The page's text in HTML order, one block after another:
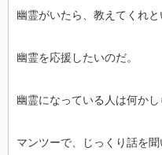
幽霊がいたら、教えてくれと
幽霊を応援したいのだ。
幽霊になっている人は何か
マンツーで、じっくり話を聞